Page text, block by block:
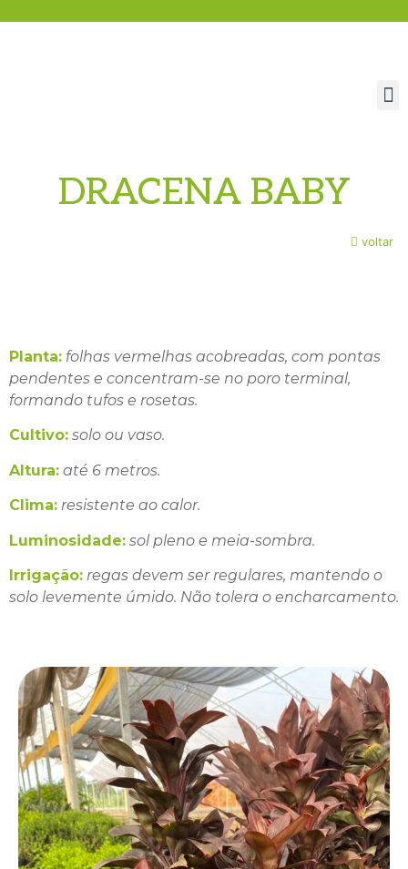
DRACENA BABY
voltar
Planta: folhas vermelhas acobreadas, com pontas
pendentes e concentram-se no poro terminal,
formando tufos e rosetas.
Cultivo: solo ou vaso.
Altura: até 6 metros.
Clima: resistente ao calor.
Luminosidade: sol pleno e meia-sombra.
Irrigação: regas devem ser regulares, mantendo o
solo levemente úmido. Não tolera o encharcamento.